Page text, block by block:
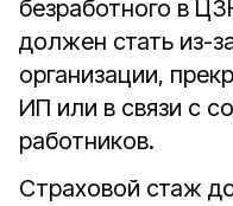
безработного в
должен стать из-
организации,
ИП или в связи с
работников.
Страховой стаж